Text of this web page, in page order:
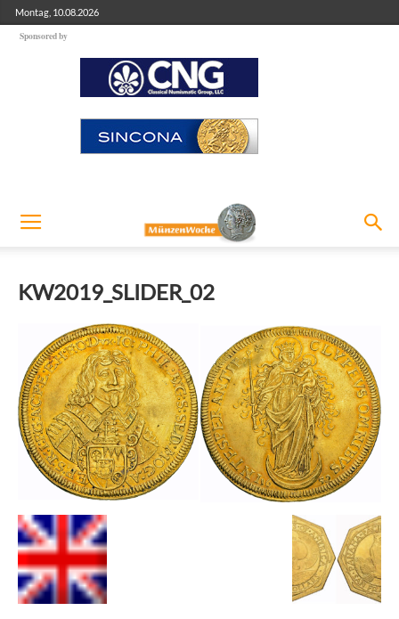
Montag, 10.08.2026
Sponsored by
KW2019_SLIDER_02